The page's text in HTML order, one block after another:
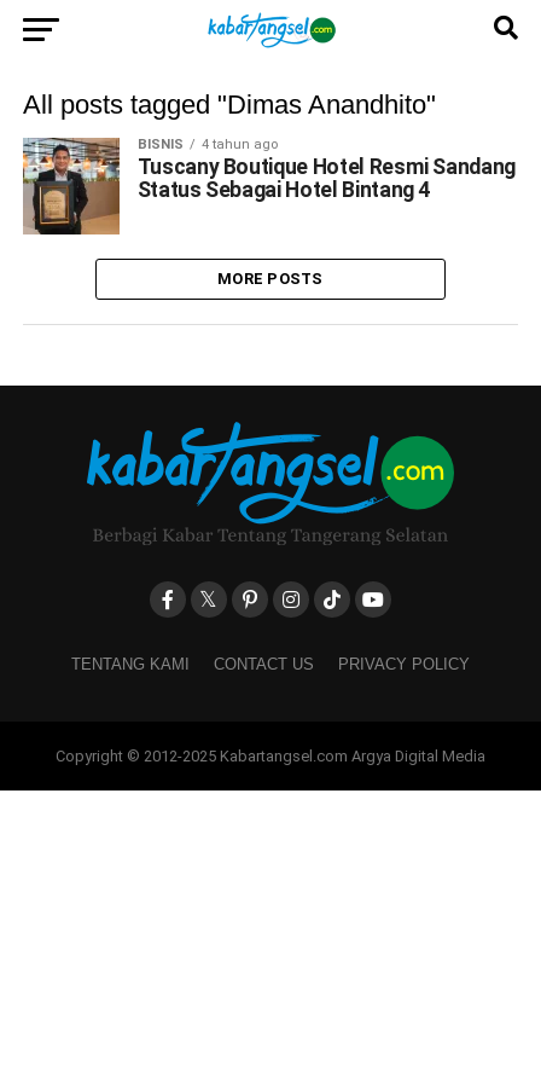
All posts tagged "Dimas Anandhito"
BISNIS 4 tahun ago
Tuscany Boutique Hotel Resmi Sandang
Status Sebagai Hotel Bintang 4
MORE POSTS
TENTANG KAMI CONTACT US PRIVACY POLICY
Copyright © 2012-2025 Kabartangsel.com Argya Digital Media